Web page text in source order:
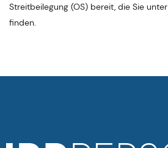
Streitbeilegung (OS) bereit, die Sie unter
finden.